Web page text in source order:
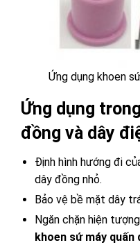
Ứng dụng khoen
Ứng dụng
đồng và dây
Định hình hướng đi
dây đồng nhỏ.
Bảo vệ bề mặt dây
Ngăn chặn hiện
khoen sứ máy quấn